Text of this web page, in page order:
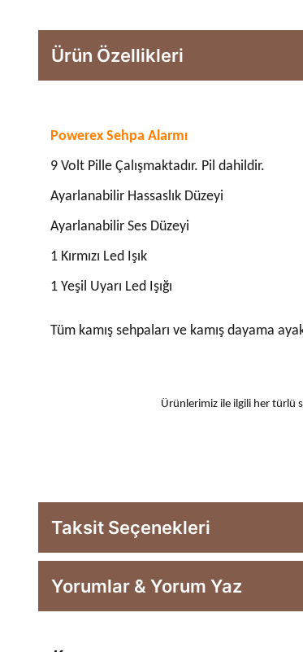
Ürün Özellikleri
Powerex Sehpa Alarmı
9 Volt Pille Çalışmaktadır. Pil dahildir.
Ayarlanabilir Hassaslık Düzeyi
Ayarlanabilir Ses Düzeyi
1 Kırmızı Led Işık
1 Yeşil Uyarı Led Işığı
Tüm kamış sehpaları ve kamış dayama
Ürünlerimiz ile ilgili her türlü
Taksit Seçenekleri
Yorumlar & Yorum Yaz